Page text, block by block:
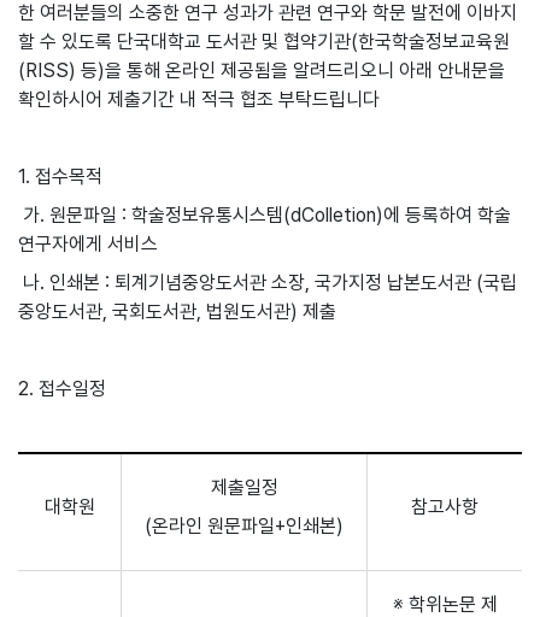
한 여러분들의 소중한 연구 성과가 관련 연구와 학문 발전에 이바지
할 수 있도록 단국대학교 도서관 및 협약기관(한국학술정보교육원
(RISS) 등)을 통해 온라인 제공됨을 알려드리오니 아래 안내문을
확인하시어 제출기간 내 적극 협조 부탁드립니다
1. 접수목적
가. 원문파일 : 학술정보유통시스템(dColletion)에 등록하여 학술
연구자에게 서비스
나. 인쇄본 : 퇴계기념중앙도서관 소장, 국가지정 납본도서관 (국립
중앙도서관, 국회도서관, 법원도서관) 제출
2. 접수일정
대학원
제출일정
(온라인 원문파일+인쇄본)
참고사항
※ 학위논문 제